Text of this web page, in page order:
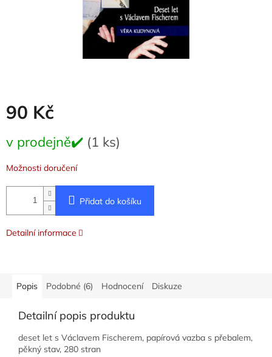
90 Kč
cena:
v prodejně✔️ (1 ks)
Možnosti doručení
Přidat do košíku
Detailní informace
Popis Podobné (6) Hodnocení Diskuze
Detailní popis produktu
deset let s Václavem Fischerem, papírová vazba s přebalem,
pěkný stav, 280 stran